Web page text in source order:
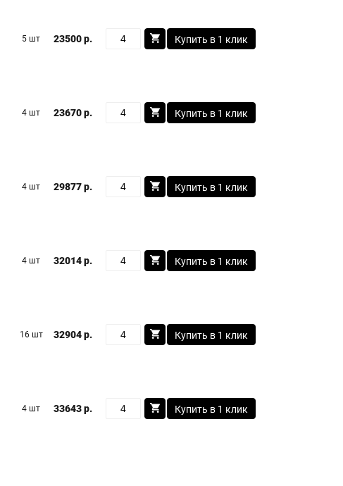
5 шт 23500 р. Купить в 1 клик
4 шт 23670 р. Купить в 1 клик
4 шт 29877 р. Купить в 1 клик
4 шт 32014 р. Купить в 1 клик
16 шт 32904 р. Купить в 1 клик
4 шт 33643 р. Купить в 1 клик